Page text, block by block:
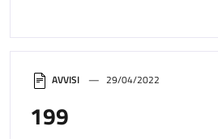
AVVISI 29/04/2022
199